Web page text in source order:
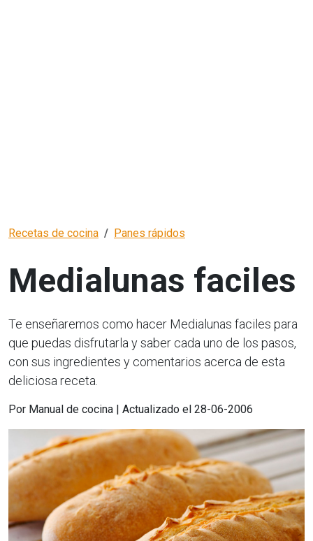
Recetas de cocina Panes rápidos
Medialunas faciles
Te enseñaremos como hacer Medialunas faciles para
que puedas disfrutarla y saber cada uno de los pasos,
con sus ingredientes y comentarios acerca de esta
deliciosa receta.
Por Manual de cocina | Actualizado el 28-06-2006